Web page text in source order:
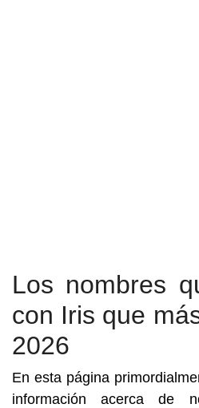
Los nombres
con Iris que
2026
En esta página
información acerca de